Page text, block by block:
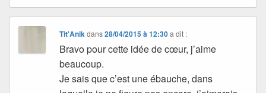
Tit'Anikdans28/04/2015 à 12:30 a dit :
Bravo pour cette idée de cœur, j’aime
beaucoup.
Je sais que c’est une ébauche, dans